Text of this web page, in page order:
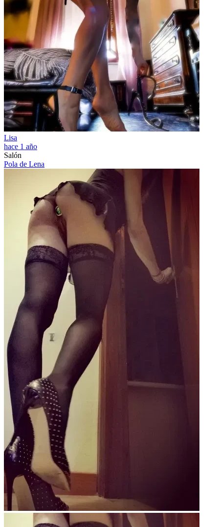
Lisa
hace 1 año
Salón
Pola de Lena